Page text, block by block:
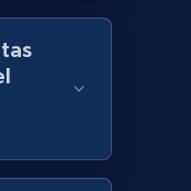
ahora
by